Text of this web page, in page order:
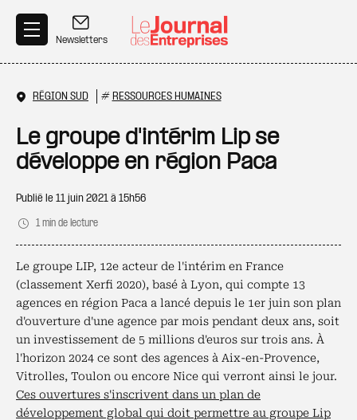
Newsletters
RÉGION SUD # RESSOURCES HUMAINES
Le groupe d'intérim Lip se
développe en région Paca
Publié le 11 juin 2021 à 15h56
1 min de lecture
Le groupe LIP, 12e acteur de l'intérim en France
(classement Xerfi 2020), basé à Lyon, qui compte 13
agences en région Paca a lancé depuis le 1er juin son plan
d'ouverture d'une agence par mois pendant deux ans, soit
un investissement de 5 millions d'euros sur trois ans. À
l'horizon 2024 ce sont des agences à Aix-en-Provence,
Vitrolles, Toulon ou encore Nice qui verront ainsi le jour.
Ces ouvertures s'inscrivent dans un plan de
développement global qui doit permettre au groupe Lip